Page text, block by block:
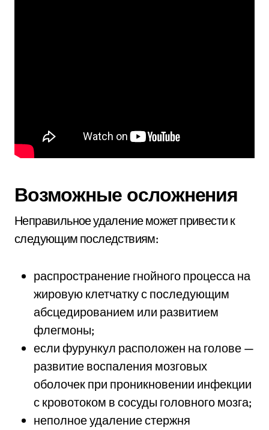
Возможные осложнения
Неправильное удаление может привести к
следующим последствиям:
распространение гнойного процесса на
жировую клетчатку с последующим
абсцедированием или развитием
флегмоны;
если фурункул расположен на голове —
развитие воспаления мозговых
оболочек при проникновении инфекции
с кровотоком в сосуды головного мозга;
неполное удаление стержня